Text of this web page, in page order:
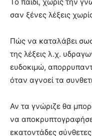
σαν ξένες λέξεις
Πώς να καταλάβει
της λέξεις λ.χ.
ευδοκιμώ,
όταν αγνοεί τα
Αν τα γνώριζε θα
να
εκατοντάδες